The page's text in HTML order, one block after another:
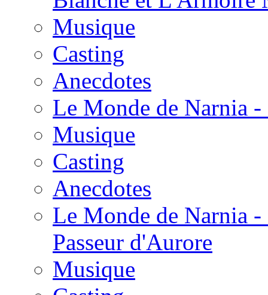
Musique
Casting
Anecdotes
Le Monde de Narnia
Musique
Casting
Anecdotes
Le Monde de Narnia
Passeur d'Aurore
Musique